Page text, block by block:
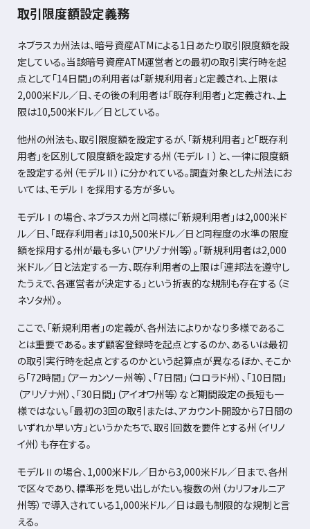
取引限度額設定義務
ネブラスカ州法は、暗号資産ATMによる1 日あたり取引限度額を設
定している。当該暗号資産ATM運営者との最初の取引実行時を起
点として「14日間」の利用者は「新規利用者」と定義され、上限は
2,000米ドル／日、その後の利用者は「既存利用者」と定義され、上
限は10,500米ドル／日としている。
他州の州法も、取引限度額を設定するが、「新規利用者」と「既存利
用者」を区別して限度額を設定する州（モデルⅠ）と、一律に限度額
を設定する州（モデルⅡ）に分かれている。調査対象とした州法にお
いては、モデルⅠを採用する方が多い。
モデルⅠの場合、ネブラスカ州と同様に「新規利用者」は2,000米ド
ル／日、「既存利用者」は10,500米ドル／日と同程度の水準の限度
額を採用する州が最も多い（アリゾナ州等）。「新規利用者は2,000
米ドル／日と法定する一方、既存利用者の上限は「連邦法を遵守し
たうえで、各運営者が決定する」という折衷的な規制も存在する（ミ
ネソタ州）。
ここで、「新規利用者」の定義が、各州法によりかなり多様であるこ
とは重要である。まず顧客登録時を起点とするのか、あるいは最初
の取引実行時を起点とするのかという起算点が異なるほか、そこか
ら「72時間」（アーカンソー州等）、「7日間」（コロラド州）、「10日間」
（アリゾナ州）、「30日間」（アイオワ州等）など期間設定の長短も一
様ではない。「最初の3回の取引または、アカウント開設から7日間の
いずれか早い方」というかたちで、取引回数を要件とする州（イリノ
イ州）も存在する。
モデルⅡの場合、 1,000米ドル／日から3,000米ドル／日まで、各州
で区々であり、標準形を見い出しがたい。複数の州（カリフォルニア
州等）で導入されている1,000米ドル／日は最も制限的な規制と言
える。